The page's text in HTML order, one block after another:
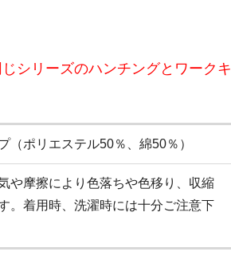
シリーズのハンチングとワークキ
（ポリエステル50％、綿50％）
や摩擦により色落ちや色移り、収縮
。着用時、洗濯時には十分ご注意下